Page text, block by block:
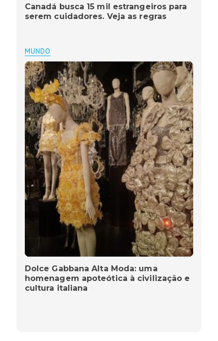
Canadá busca 15 mil estrangeiros para
serem cuidadores. Veja as regras
MUNDO
Dolce Gabbana Alta Moda: uma
homenagem apoteótica à civilização e
cultura italiana